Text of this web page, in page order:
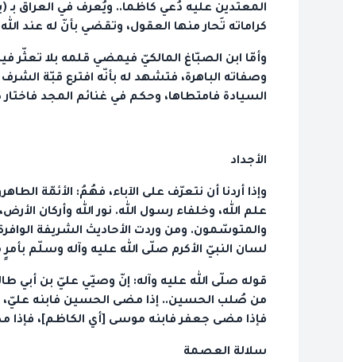
المعتدين عليه دُعي كاظما.. ويُعرف في العراق بـ
كراماته تَحار منها العقول، وتقضي بأنّ له عند
وأمّا ابن الصبّاغ المالكيّ فيمضي قلمه بلا تعثّر
وصفاته الباهرة، فتشهد له بأنّه افترع قبّة الشرف
السيادة فامتطاها، وحكم في غنائم المجد
الأجداد
وإذا أردنا أن نتعرّف على الآباء، فهُمُ: الأئمّة
علم الله، وخلفاء رسول الله. نور الله وأركان
والمتوسّمون. ومن وردت الأحاديث الشريفة
لسان النبيّ الأكرم صلّى الله عليه وآله وسلّم
قوله صلّى الله عليه وآله: إنّ وصيّي عليّ بن
من صُلب الحسين.. إذا مضى الحسين فابنه عليّ،
فإذا مضى جعفر فابنه موسى [أي الكاظم]، فإذا
سلالة العصمة